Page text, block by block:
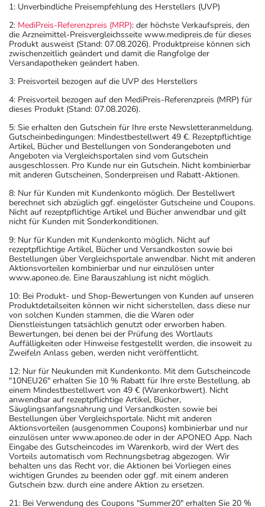
1: Unverbindliche Preisempfehlung des Herstellers (UVP)
2: MediPreis-Referenzpreis (MRP): der höchste Verkaufspreis, den
die Arzneimittel-Preisvergleichsseite www.medipreis.de für dieses
Produkt ausweist (Stand: 07.08.2026). Produktpreise können sich
zwischenzeitlich geändert und damit die Rangfolge der
Versandapotheken geändert haben.
3: Preisvorteil bezogen auf die UVP des Herstellers
4: Preisvorteil bezogen auf den MediPreis-Referenzpreis (MRP) für
dieses Produkt (Stand: 07.08.2026).
5: Sie erhalten den Gutschein für Ihre erste Newsletteranmeldung.
Gutscheinbedingungen: Mindestbestellwert 49 €. Rezeptpflichtige
Artikel, Bücher und Bestellungen von Sonderangeboten und
Angeboten via Vergleichsportalen sind vom Gutschein
ausgeschlossen. Pro Kunde nur ein Gutschein. Nicht kombinierbar
mit anderen Gutscheinen, Sonderpreisen und Rabatt-Aktionen.
8: Nur für Kunden mit Kundenkonto möglich. Der Bestellwert
berechnet sich abzüglich ggf. eingelöster Gutscheine und Coupons.
Nicht auf rezeptpflichtige Artikel und Bücher anwendbar und gilt
nicht für Kunden mit Sonderkonditionen.
9: Nur für Kunden mit Kundenkonto möglich. Nicht auf
rezeptpflichtige Artikel, Bücher und Versandkosten sowie bei
Bestellungen über Vergleichsportale anwendbar. Nicht mit anderen
Aktionsvorteilen kombinierbar und nur einzulösen unter
www.aponeo.de. Eine Barauszahlung ist nicht möglich.
10: Bei Produkt- und Shop-Bewertungen von Kunden auf unseren
Produktdetailseiten können wir nicht sicherstellen, dass diese nur
von solchen Kunden stammen, die die Waren oder
Dienstleistungen tatsächlich genutzt oder erworben haben.
Bewertungen, bei denen bei der Prüfung des Wortlauts
Auffälligkeiten oder Hinweise festgestellt werden, die insoweit zu
Zweifeln Anlass geben, werden nicht veröffentlicht.
12: Nur für Neukunden mit Kundenkonto. Mit dem Gutscheincode
"10NEU26" erhalten Sie 10 % Rabatt für Ihre erste Bestellung, ab
einem Mindestbestellwert von 49 € (Warenkorbwert). Nicht
anwendbar auf rezeptpflichtige Artikel, Bücher,
Säuglingsanfangsnahrung und Versandkosten sowie bei
Bestellungen über Vergleichsportale. Nicht mit anderen
Aktionsvorteilen (ausgenommen Coupons) kombinierbar und nur
einzulösen unter www.aponeo.de oder in der APONEO App. Nach
Eingabe des Gutscheincodes im Warenkorb, wird der Wert des
Vorteils automatisch vom Rechnungsbetrag abgezogen. Wir
behalten uns das Recht vor, die Aktionen bei Vorliegen eines
wichtigen Grundes zu beenden oder ggf. mit einem anderen
Gutschein bzw. durch eine andere Aktion zu ersetzen.
21: Bei Verwendung des Coupons "Summer20" erhalten Sie 20 %